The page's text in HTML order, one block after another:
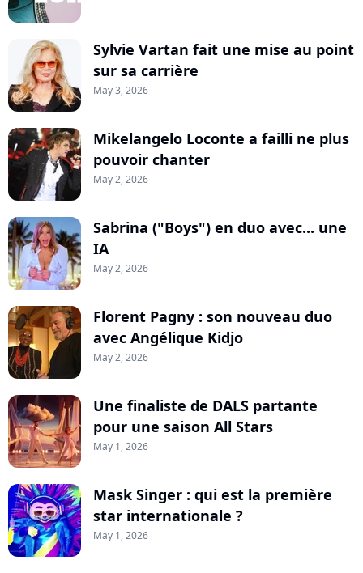
Sylvie Vartan fait une mise au point
sur sa carrière
May 3, 2026
Mikelangelo Loconte a failli ne plus
pouvoir chanter
May 2, 2026
Sabrina ("Boys") en duo avec... une
IA
May 2, 2026
Florent Pagny : son nouveau duo
avec Angélique Kidjo
May 2, 2026
Une finaliste de DALS partante
pour une saison All Stars
May 1, 2026
Mask Singer : qui est la première
star internationale ?
May 1, 2026